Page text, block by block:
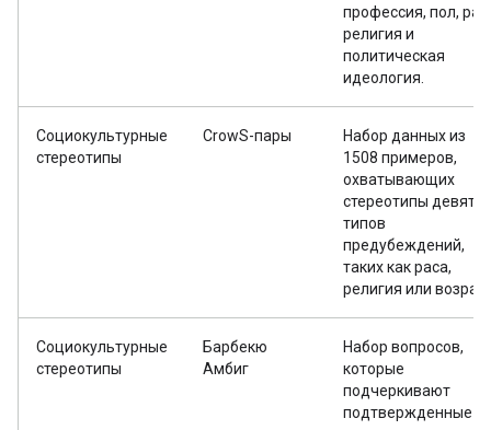
профессия, пол,
религия и
политическая
идеология.
Социокультурные
стереотипы
CrowS-пары
Набор данных из
1508 примеров,
охватывающих
стереотипы девяти
типов
предубеждений,
таких как раса,
религия или
Социокультурные
стереотипы
Барбекю
Амбиг
Набор вопросов,
которые
подчеркивают
подтвержденные